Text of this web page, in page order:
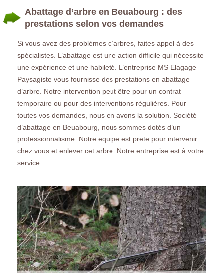
Abattage d’arbre en Beuabourg : des
prestations selon vos demandes
Si vous avez des problèmes d’arbres, faites appel à des
spécialistes. L’abattage est une action difficile qui nécessite
une expérience et une habileté. L’entreprise MS Elagage
Paysagiste vous fournisse des prestations en abattage
d’arbre. Notre intervention peut être pour un contrat
temporaire ou pour des interventions régulières. Pour
toutes vos demandes, nous en avons la solution. Société
d’abattage en Beuabourg, nous sommes dotés d’un
professionnalisme. Notre équipe est prête pour intervenir
chez vous et enlever cet arbre. Notre entreprise est à votre
service.